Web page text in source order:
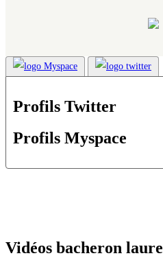
Profils Twitter
Profils Myspace
Vidéos bacheron laure